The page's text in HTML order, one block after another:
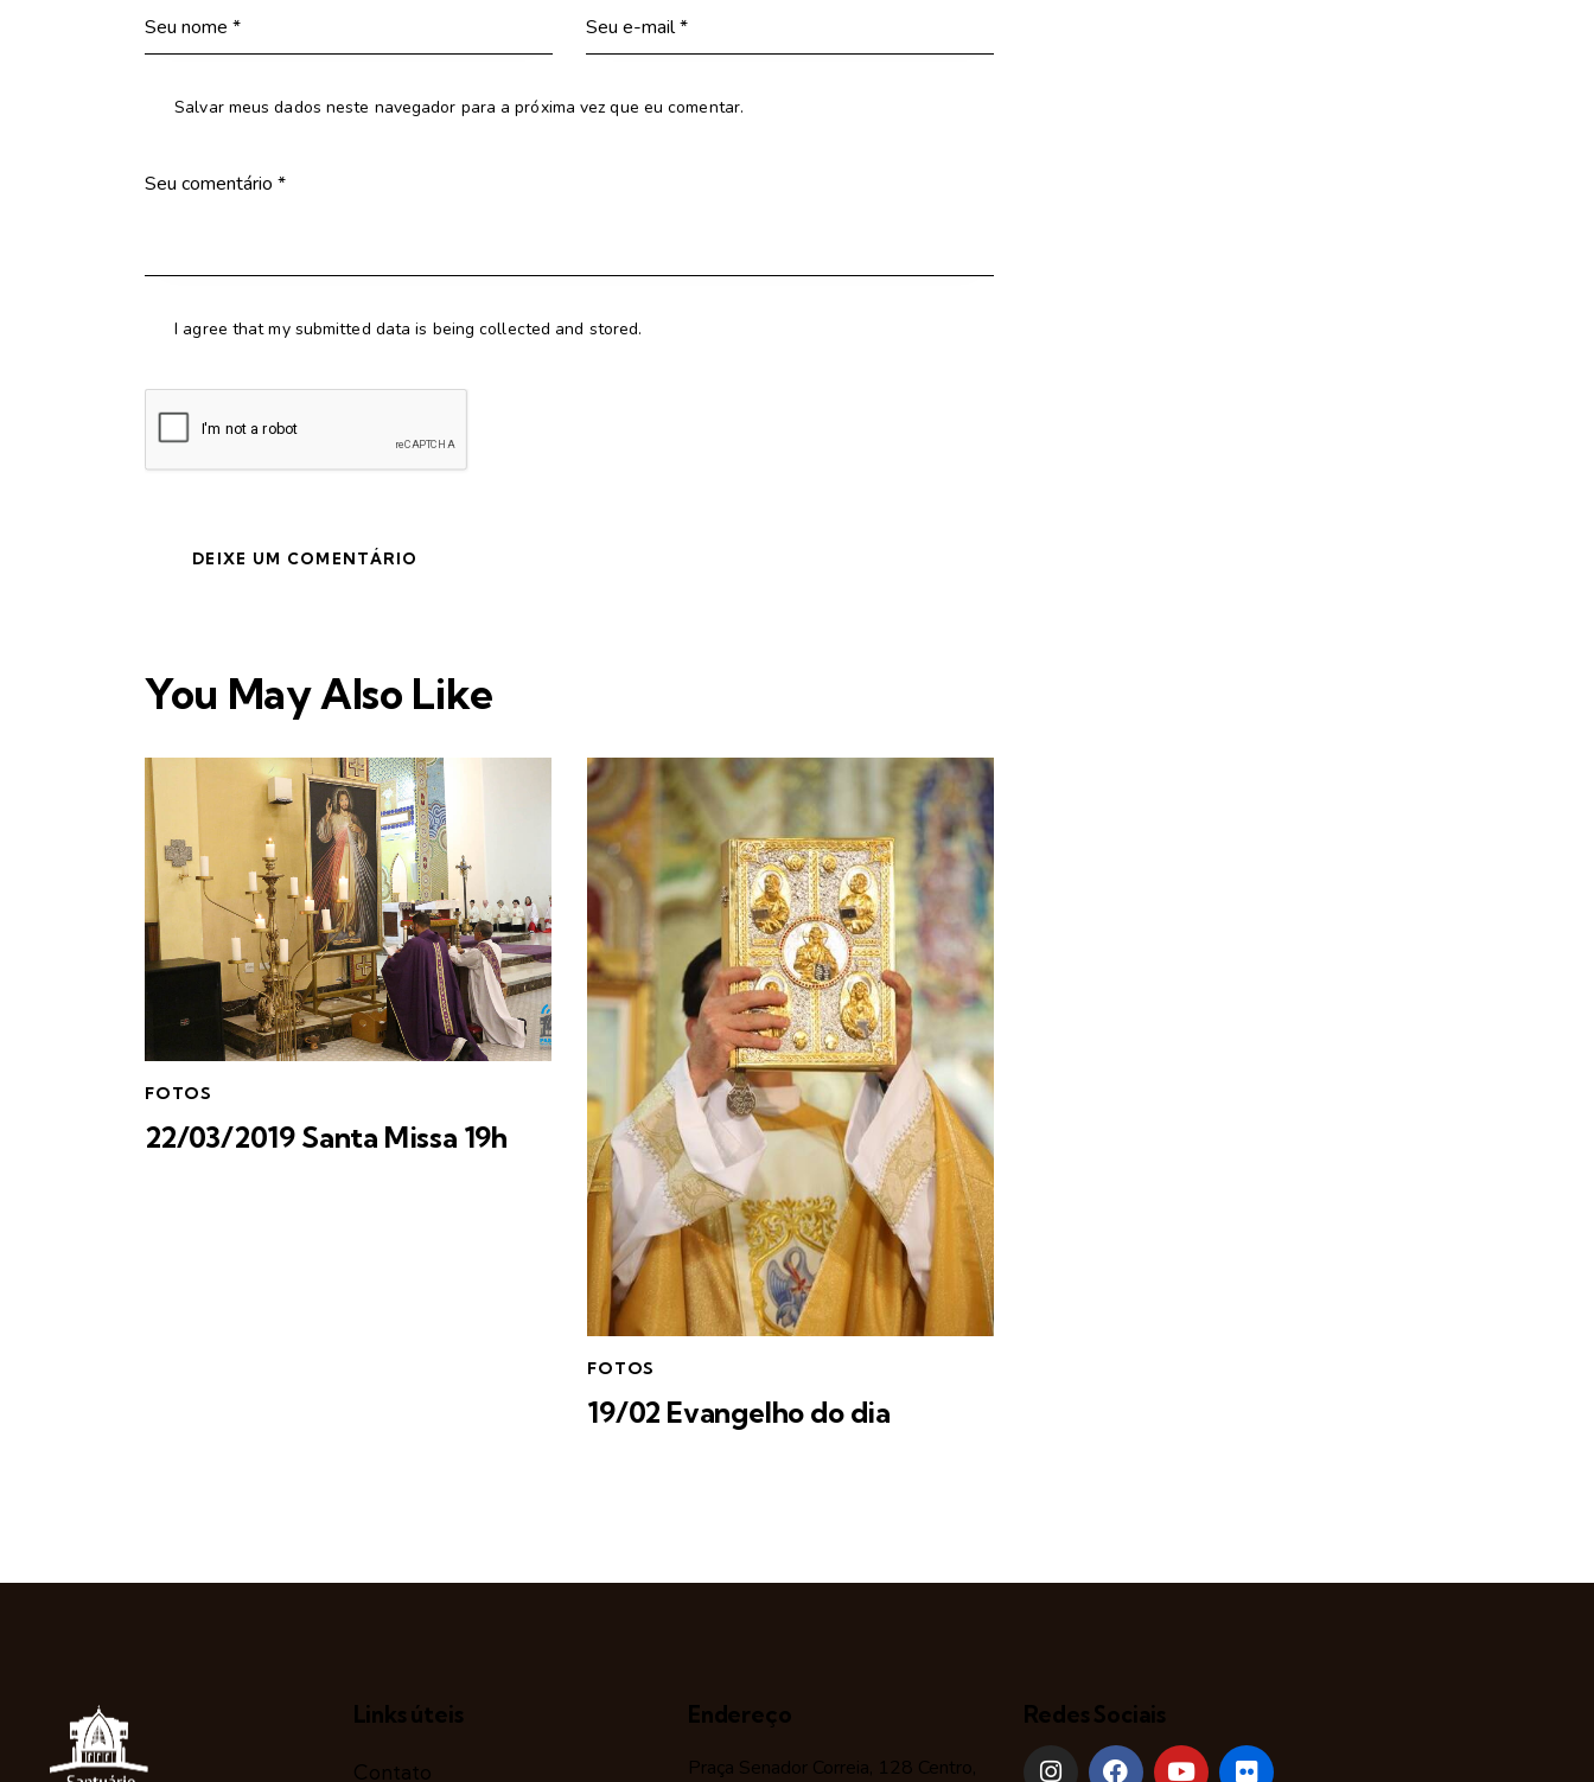
Salvar meus dados neste navegador para a próxima vez que eu comentar.
I agree that my submitted data is being collected and stored.
You May Also Like
FOTOS
22/03/2019 Santa Missa 19h
FOTOS
19/02 Evangelho do dia
Links úteis
Contato
Endereço
Praça Senador Correia, 128 Centro,
Redes Sociais